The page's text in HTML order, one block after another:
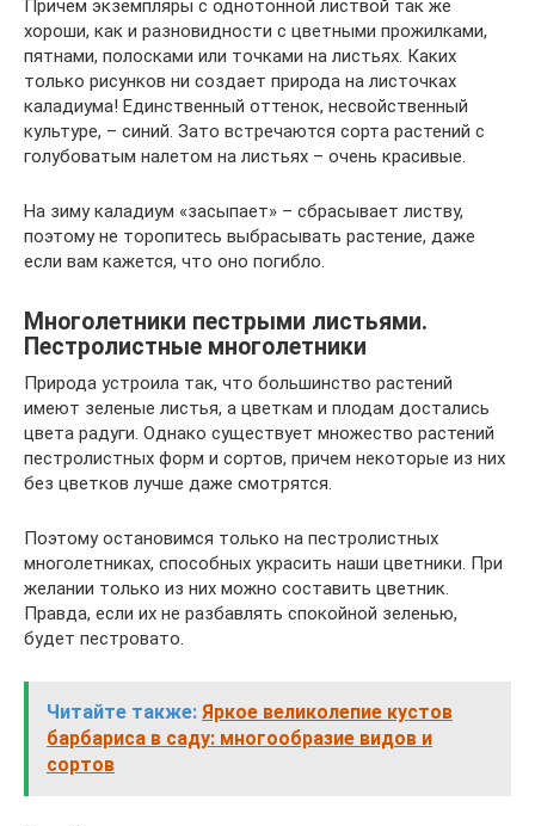
Причем экземпляры с однотонной листвой так же
хороши, как и разновидности с цветными прожилками,
пятнами, полосками или точками на листьях. Каких
только рисунков ни создает природа на листочках
каладиума! Единственный оттенок, несвойственный
культуре, – синий. Зато встречаются сорта растений с
голубоватым налетом на листьях – очень красивые.
На зиму каладиум «засыпает» – сбрасывает листву,
поэтому не торопитесь выбрасывать растение, даже
если вам кажется, что оно погибло.
Многолетники пестрыми листьями.
Пестролистные многолетники
Природа устроила так, что большинство растений
имеют зеленые листья, а цветкам и плодам достались
цвета радуги. Однако существует множество растений
пестролистных форм и сортов, причем некоторые из них
без цветков лучше даже смотрятся.
Поэтому остановимся только на пестролистных
многолетниках, способных украсить наши цветники. При
желании только из них можно составить цветник.
Правда, если их не разбавлять спокойной зеленью,
будет пестровато.
Читайте также: Яркое великолепие кустов
барбариса в саду: многообразие видов и
сортов